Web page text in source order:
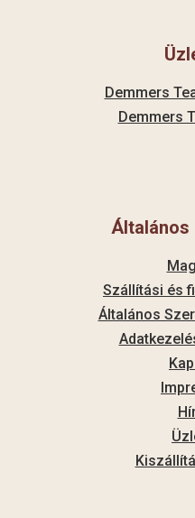
Demmers
Demmers
Szállítási és
Általános